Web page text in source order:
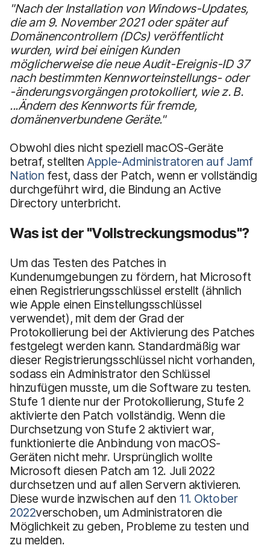
"Nach der Installation von Windows-Updates,
die am 9. November 2021 oder später auf
Domänencontrollern (DCs) veröffentlicht
wurden, wird bei einigen Kunden
möglicherweise die neue Audit-Ereignis-ID 37
nach bestimmten Kennworteinstellungs- oder
-änderungsvorgängen protokolliert, wie z. B.
...Ändern des Kennworts für fremde,
domänenverbundene Geräte."
Obwohl dies nicht speziell macOS-Geräte
betraf, stelltenApple-Administratoren auf Jamf
Nation fest, dass der Patch, wenn er vollständig
durchgeführt wird, die Bindung an Active
Directory unterbricht.
Was ist der "Vollstreckungsmodus"?
Um das Testen des Patches in
Kundenumgebungen zu fördern, hat Microsoft
einen Registrierungsschlüssel erstellt (ähnlich
wie Apple einen Einstellungsschlüssel
verwendet), mit dem der Grad der
Protokollierung bei der Aktivierung des Patches
festgelegt werden kann. Standardmäßig war
dieser Registrierungsschlüssel nicht vorhanden,
sodass ein Administrator den Schlüssel
hinzufügen musste, um die Software zu testen.
Stufe 1 diente nur der Protokollierung, Stufe 2
aktivierte den Patch vollständig. Wenn die
Durchsetzung von Stufe 2 aktiviert war,
funktionierte die Anbindung von macOS-
Geräten nicht mehr. Ursprünglich wollte
Microsoft diesen Patch am 12. Juli 2022
durchsetzen und auf allen Servern aktivieren.
Diese wurde inzwischen auf den 11. Oktober
2022verschoben, um Administratoren die
Möglichkeit zu geben, Probleme zu testen und
zu melden.